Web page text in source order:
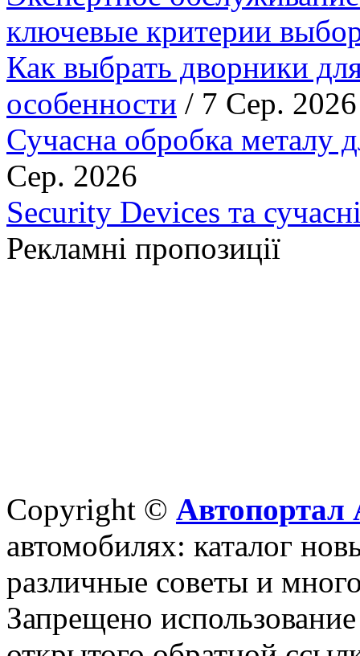
ключевые критерии
Как выбрать дворники
особенности / 7 Сер. 2026
Сучасна обробка металу
Сер. 2026
Security Devices та
Рекламні пропозиції
Copyright © Автопортал
автомобилях: каталог
различные советы и
Запрещено